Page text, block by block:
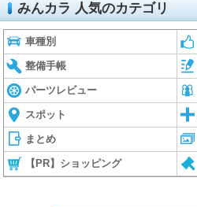
みんカラ 人気のカテゴリ
車種別
整備手帳
パーツレビュー
スポット
まとめ
【PR】ショッピング